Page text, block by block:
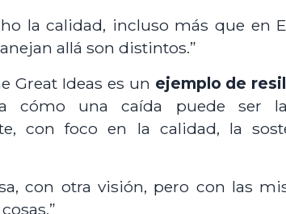
la calidad, incluso más que en
allá son distintos.”
Great Ideas es un ejemplo de
cómo una caída puede ser
con foco en la calidad, la
con otra visión, pero con las